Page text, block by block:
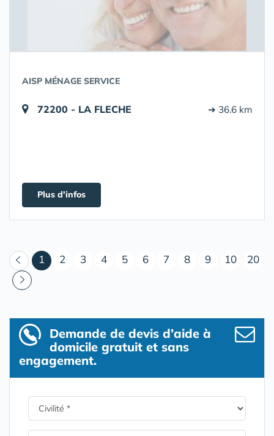
AISP MÉNAGE SERVICE
72200 - LA FLECHE ➔ 36.6 km
Plus d'infos
1 (courant)
2 3 4 5 6 7 8 9 10 20
Demande de devis d’aide à
domicile gratuit et sans
engagement.